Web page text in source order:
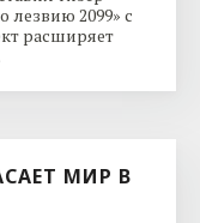
2099» с
расширяет
МИР В